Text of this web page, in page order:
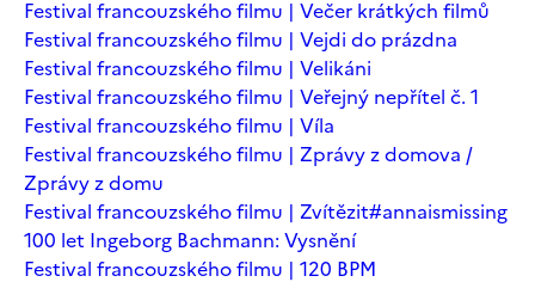
Festival francouzského filmu | Večer krátkých filmů
Festival francouzského filmu | Vejdi do prázdna
Festival francouzského filmu | Velikáni
Festival francouzského filmu | Veřejný nepřítel č. 1
Festival francouzského filmu | Víla
Festival francouzského filmu | Zprávy z domova /
Zprávy z domu
Festival francouzského filmu | Zvítězit#annaismissing
100 let Ingeborg Bachmann: Vysnění
Festival francouzského filmu | 120 BPM